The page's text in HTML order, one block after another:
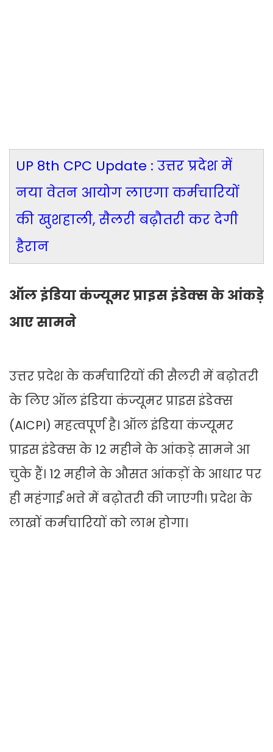
UP 8th CPC Update : उत्तर प्रदेश में
नया वेतन आयोग लाएगा कर्मचारियों
की खुशहाली, सैलरी बढ़ौतरी कर देगी
हैरान
ऑल इंडिया कंज्यूमर प्राइस इंडेक्स के आंकड़े
आए सामने
उत्तर प्रदेश के कर्मचारियों की सैलरी में बढ़ोतरी
के लिए ऑल इंडिया कंज्यूमर प्राइस इंडेक्स
(AICPI) महत्वपूर्ण है। ऑल इंडिया कंज्यूमर
प्राइस इंडेक्स के 12 महीने के आंकड़े सामने आ
चुके हैं। 12 महीने के औसत आंकड़ों के आधार पर
ही महंगाई भत्ते में बढ़ोतरी की जाएगी। प्रदेश के
लाखों कर्मचारियों को लाभ होगा।